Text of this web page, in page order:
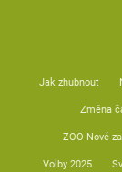
Jak zhubnout
Změna
ZOO Nové
Volby 2025